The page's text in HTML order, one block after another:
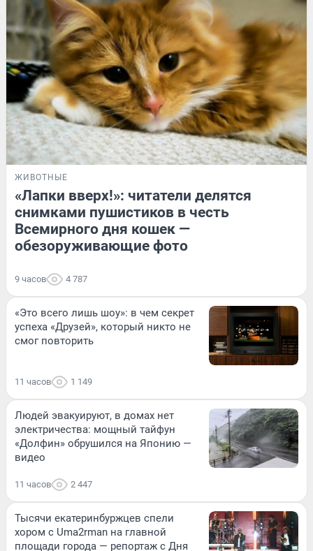
ЖИВОТНЫЕ
«Лапки вверх!»: читатели делятся
снимками пушистиков в честь
Всемирного дня кошек —
обезоруживающие фото
9 часов 4 787
«Это всего лишь шоу»: в чем секрет
успеха «Друзей», который никто не
смог повторить
11 часов 1 149
Людей эвакуируют, в домах нет
электричества: мощный тайфун
«Долфин» обрушился на Японию —
видео
11 часов 2 447
Тысячи екатеринбуржцев спели
хором с Uma2rman на главной
площади города — репортаж с Дня